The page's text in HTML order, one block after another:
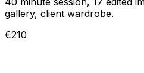
gallery, client wardrobe.
€210